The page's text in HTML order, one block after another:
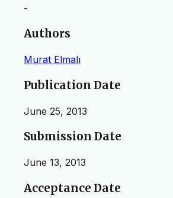
-
Authors
Murat Elmalı
Publication Date
June 25, 2013
Submission Date
June 13, 2013
Acceptance Date